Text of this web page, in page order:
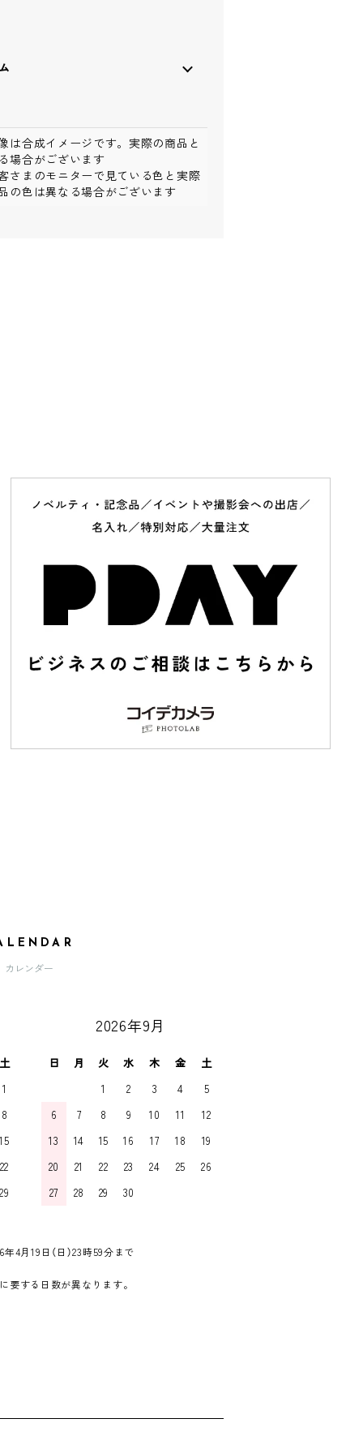
は合成イメージです。実際の商品と
場合がございます
さまのモニターで見ている色と実際
の色は異なる場合がございます
カレンダー
土
1
8
15
22
29
2026年9月
日 月 火 水 木 金
土
1
2 3 4
5
6
7 8 9 10 11
12
13
14 15 16 17 18
19
20
21 22 23 24 25
26
27
28 29 30
4月19日（日）23時59分まで
する日数が異なります。